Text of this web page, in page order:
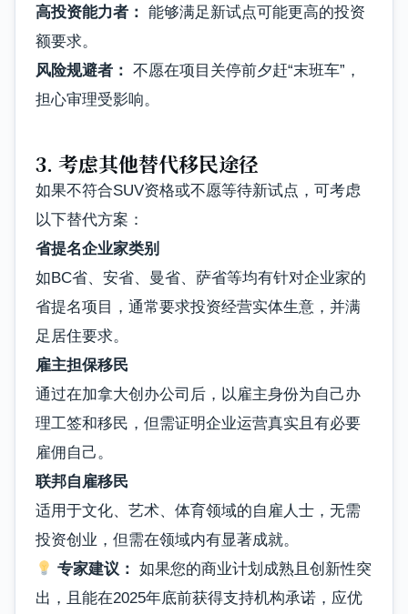
高投资能力者： 能够满足新试点可能更高的投资
额要求。
风险规避者： 不愿在项目关停前夕赶“末班车”，
担心审理受影响。
3. 考虑其他替代移民途径
如果不符合SUV资格或不愿等待新试点，可考虑
以下替代方案：
省提名企业家类别
如BC省、安省、曼省、萨省等均有针对企业家的
省提名项目，通常要求投资经营实体生意，并满
足居住要求。
雇主担保移民
通过在加拿大创办公司后，以雇主身份为自己办
理工签和移民，但需证明企业运营真实且有必要
雇佣自己。
联邦自雇移民
适用于文化、艺术、体育领域的自雇人士，无需
投资创业，但需在领域内有显著成就。
专家建议： 如果您的商业计划成熟且创新性突
出，且能在2025年底前获得支持机构承诺，应优